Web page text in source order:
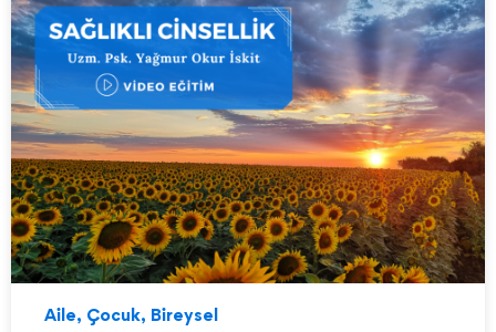
Aile, Çocuk, Bireysel